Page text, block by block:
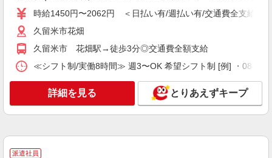
キープ 詳細を見る
株式会社kotrio /●FK-H-2102287
有料老人ホームの看護師＊健康管理/服薬管理/
通院サポートなど
時給2000円〜2500円＜ガソリン代含め交通費
全額支給/日払い・週払いOK＞
時給1450円〜2062円 ＜日払い有/週払い有/交通費全支給(ガ
久留米市花畑
久留米市 花畑駅→徒歩3分◎交通費全額支給
≪シフト制/実働8時間≫ 週3〜OK 希望シフト制 [例] ・
詳細を見る とりあえずキープ
派遣社員